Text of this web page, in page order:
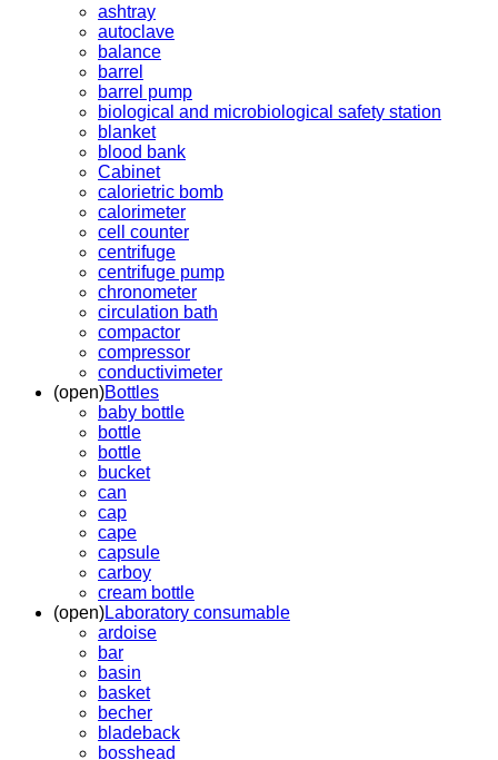
ashtray
autoclave
balance
barrel
barrel pump
biological and microbiological safety station
blanket
blood bank
Cabinet
calorietric bomb
calorimeter
cell counter
centrifuge
centrifuge pump
chronometer
circulation bath
compactor
compressor
conductivimeter
(open)Bottles
baby bottle
bottle
bottle
bucket
can
cap
cape
capsule
carboy
cream bottle
(open)Laboratory consumable
ardoise
bar
basin
basket
becher
bladeback
bosshead